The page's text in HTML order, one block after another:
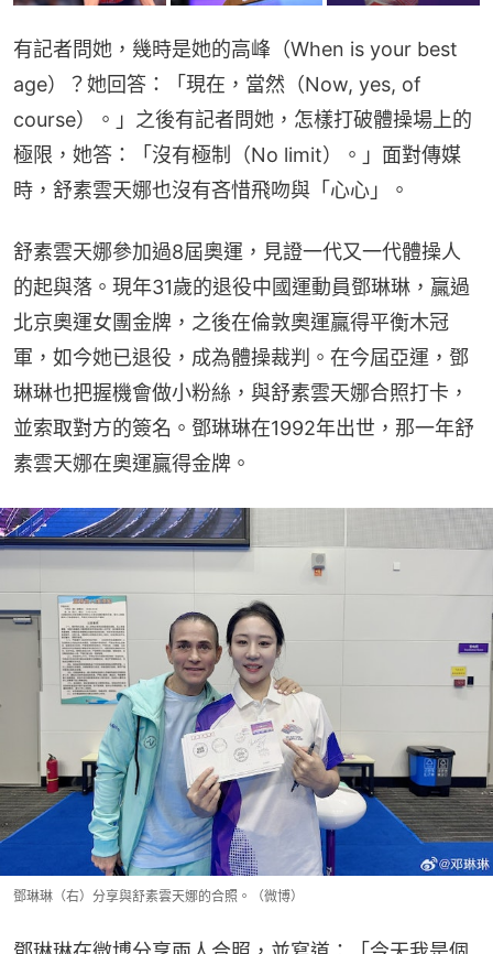
有記者問她，幾時是她的高峰（When is your best
age）？她回答：「現在，當然（Now, yes, of
course）。」之後有記者問她，怎樣打破體操場上的
極限，她答：「沒有極制（No limit）。」面對傳媒
時，舒素雲天娜也沒有吝惜飛吻與「心心」。
舒素雲天娜參加過8屆奧運，見證一代又一代體操人
的起與落。現年31歲的退役中國運動員鄧琳琳，贏過
北京奧運女團金牌，之後在倫敦奧運贏得平衡木冠
軍，如今她已退役，成為體操裁判。在今屆亞運，鄧
琳琳也把握機會做小粉絲，與舒素雲天娜合照打卡，
並索取對方的簽名。鄧琳琳在1992年出世，那一年舒
素雲天娜在奧運贏得金牌。
鄧琳琳（右）分享與舒素雲天娜的合照。（微博）